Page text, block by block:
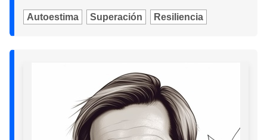
Autoestima Superación Resiliencia